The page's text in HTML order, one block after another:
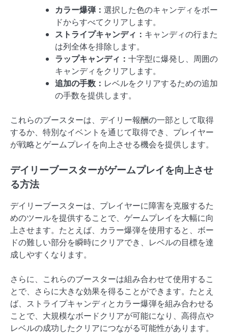
カラー爆弾： 選択した色のキャンディをボー
ドからすべてクリアします。
ストライプキャンディ： キャンディの行また
は列全体を排除します。
ラップキャンディ： 十字型に爆発し、周囲の
キャンディをクリアします。
追加の手数： レベルをクリアするための追加
の手数を提供します。
これらのブースターは、デイリー報酬の一部として取得
するか、特別なイベントを通じて取得でき、プレイヤー
が戦略とゲームプレイを向上させる機会を提供します。
デイリーブースターがゲームプレイを向上させ
る方法
デイリーブースターは、プレイヤーに障害を克服するた
めのツールを提供することで、ゲームプレイを大幅に向
上させます。たとえば、カラー爆弾を使用すると、ボー
ドの難しい部分を瞬時にクリアでき、レベルの目標を達
成しやすくなります。
さらに、これらのブースターは組み合わせて使用するこ
とで、さらに大きな効果を得ることができます。たとえ
ば、ストライプキャンディとカラー爆弾を組み合わせる
ことで、大規模なボードクリアが可能になり、高得点や
レベルの成功したクリアにつながる可能性があります。